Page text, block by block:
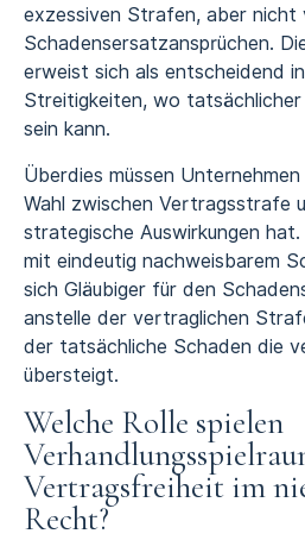
exzessiven Strafen, aber nicht
Schadensersatzansprüchen.
erweist sich als entscheidend
Streitigkeiten, wo
sein kann.
Überdies müssen
Wahl zwischen Vertragsstrafe
strategische Auswirkungen
mit eindeutig nachweisbarem
sich Gläubiger für den
anstelle der vertraglichen
der tatsächliche Schaden die
übersteigt.
Welche Rolle spielen
Vertragsfreiheit im
Recht?